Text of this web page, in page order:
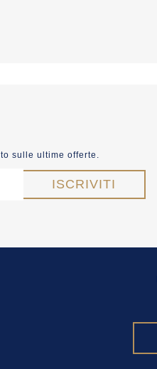
sulle ultime offerte.